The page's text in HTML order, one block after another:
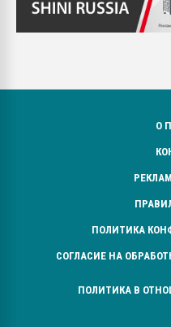
О
ПОЛИТИКА
СОГЛАСИЕ НА
ПОЛИТИКА В